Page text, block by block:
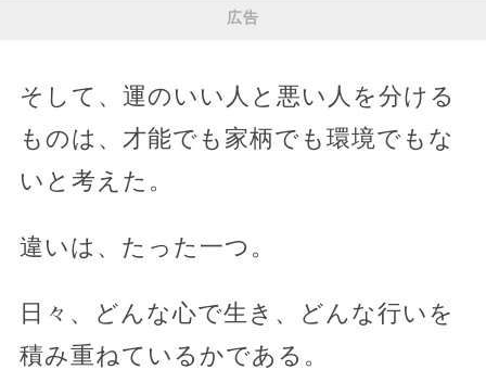
広告
そして、運のいい人と悪い人を分ける
ものは、才能でも家柄でも環境でもな
いと考えた。
違いは、たった一つ。
日々、どんな心で生き、どんな行いを
積み重ねているかである。